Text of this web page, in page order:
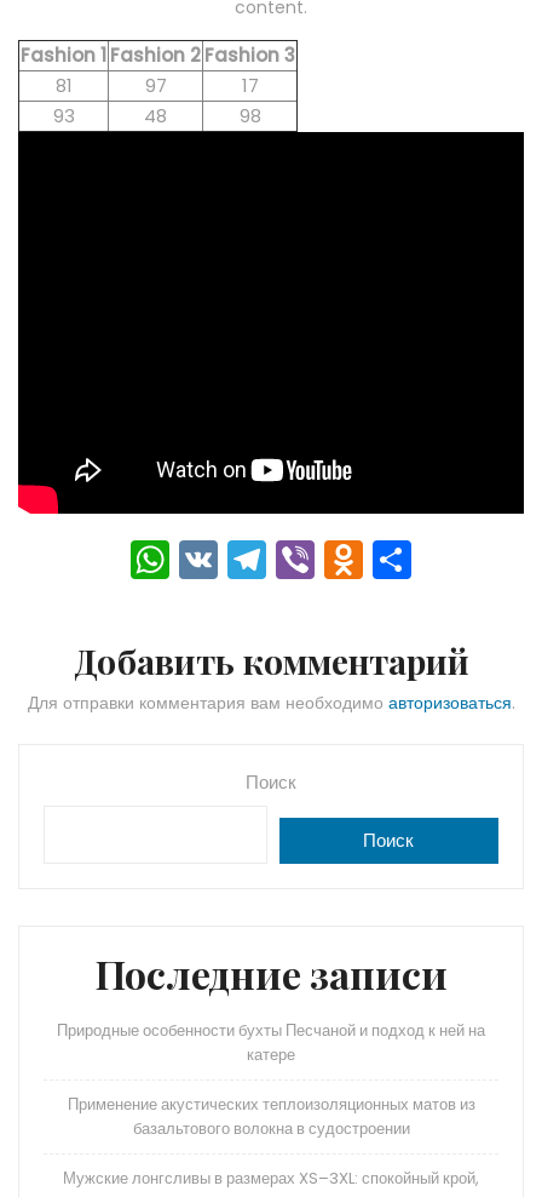
content.
Fashion 1Fashion 2Fashion 3
81
97
17
93
48 98
W
h
ts
A
V
K
T
el
gr
a
Vi
b
O
d
o
kl
s
ni
а
в
Добавить комментарий
Для отправки комментария вам необходимо авторизоваться.
Поиск
Поиск
Последние записи
Природные особенности бухты Песчаной и подход к ней на
катере
Применение акустических теплоизоляционных матов из
базальтового волокна в судостроении
Мужские лонгсливы в размерах XS–3XL: спокойный крой,